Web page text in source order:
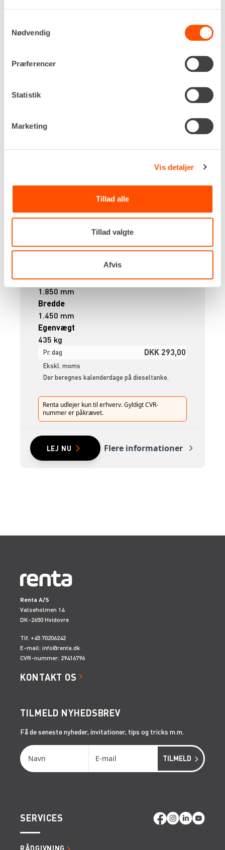
Nødvendig
Præferencer
Statistik
Marketing
Vis detaljer
Tillad alle
Tillad valgte
Afvis
DIESELTANK – 2.000 LITER
2.000 liter
Længde
Højde
1.850 mm
Bredde
1.450 mm
Egenvægt
435 kg
Pr. dag DKK 293,00
Ekskl. moms
Der beregnes kalenderdage på dieseltanke.
Renta udlejer kun til erhverv. Gyldigt CVR-
nummer er påkrævet.
LEJ NU Flere informationer
Renta A/S
Valseholmen 14
DK-2650 Hvidovre
Tlf. +45 70206242
E-mail: info@renta.dk
CVR-nummer: 29416796
KONTAKT OS
TILMELD NYHEDSBREV
Få de seneste nyheder, invitationer, tips og tricks m.m.
SERVICES
RÅDGIVNING